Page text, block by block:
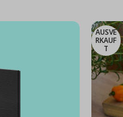
AUSVE
RKAUF
T